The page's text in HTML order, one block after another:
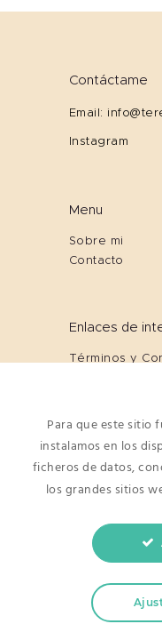
Contáctame
Email:
Instagram
Menu
Sobre mi
Contacto
Enlaces de
Términos y
Política de
Aviso Legal
Newsletter
He
condiciones
© Copyright
web
Para que este sitio
instalamos en los
ficheros de datos,
los grandes sitios